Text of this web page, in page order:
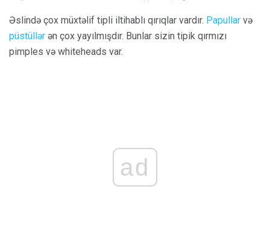
Əslində çox müxtəlif tipli iltihablı qırıqlar vardır. Papullar və
püstüllər ən çox yayılmışdır. Bunlar sizin tipik qırmızı
pimples və whiteheads var.
ad